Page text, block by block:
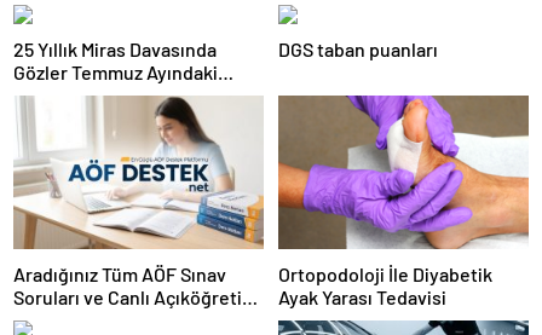
25 Yıllık Miras Davasında
Gözler Temmuz Ayındaki
Karar Duruşmasına Çevrildi
DGS taban puanları
Aradığınız Tüm AÖF Sınav
Soruları ve Canlı Açıköğretim
Forumu Burada
Ortopodoloji İle Diyabetik
Ayak Yarası Tedavisi